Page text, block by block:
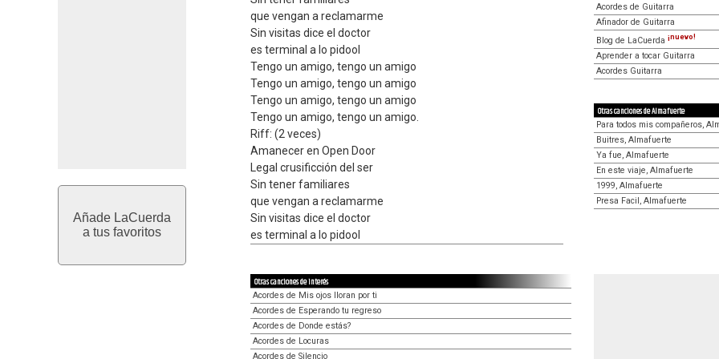
Añade LaCuerda
a tus favoritos
que vengan a reclamarme
Sin visitas dice el doctor
es terminal a lo pidool
Tengo un amigo, tengo un amigo
Tengo un amigo, tengo un amigo
Tengo un amigo, tengo un amigo
Tengo un amigo, tengo un amigo.
Riff: (2 veces)
Amanecer en Open Door
Legal crusificción del ser
Sin tener familiares
que vengan a reclamarme
Sin visitas dice el doctor
es terminal a lo pidool
Acordes de Guitarra
Afinador de Guitarra
Blog de LaCuerda ¡nuevo!
Aprender a tocar Guitarra
Acordes Guitarra
Otras canciones de Almafuerte
Para todos mis compañeros,
Buitres, Almafuerte
Ya fue, Almafuerte
En este viaje, Almafuerte
1999, Almafuerte
Presa Facil, Almafuerte
Otras canciones de interés
Acordes de Mis ojos lloran por ti
Acordes de Esperando tu regreso
Acordes de Donde estás?
Acordes de Locuras
Acordes de Silencio